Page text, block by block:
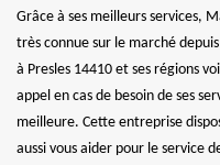
Grâce à ses meilleurs services,
très connue sur le marché
à Presles 14410 et ses régions
appel en cas de besoin de ses
meilleure. Cette entreprise
aussi vous aider pour le service